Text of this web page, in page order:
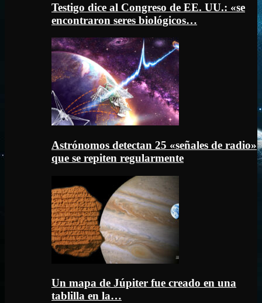
Testigo dice al Congreso de EE. UU.: «se
encontraron seres biológicos…
Astrónomos detectan 25 «señales de radio»
que se repiten regularmente
Un mapa de Júpiter fue creado en una
tablilla en la…